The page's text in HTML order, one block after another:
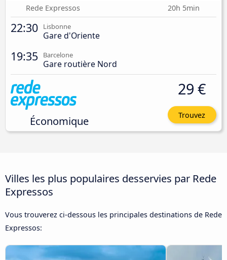
Rede Expressos
20h 5min
22:30 Lisbonne
Gare d'Oriente
19:35 Barcelone
Gare routière Nord
Économique
29 €
Trouvez
Villes les plus populaires desservies par Rede
Expressos
Vous trouverez ci-dessous les principales destinations de Rede
Expressos: